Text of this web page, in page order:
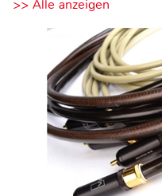
>> Alle anzeigen